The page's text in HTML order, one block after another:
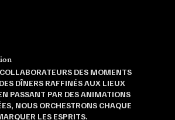
DES MOMENTS
DÎNERS RAFFINÉS AUX LIEUX
PASSANT PAR DES ANIMATIONS
NOUS ORCHESTRONS CHAQUE
LES ESPRITS.